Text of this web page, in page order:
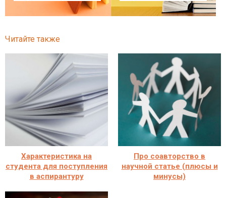
Читайте также
Характеристика на
студента для поступления
в аспирантуру
Про соавторство в
научной статье (плюсы и
минусы)